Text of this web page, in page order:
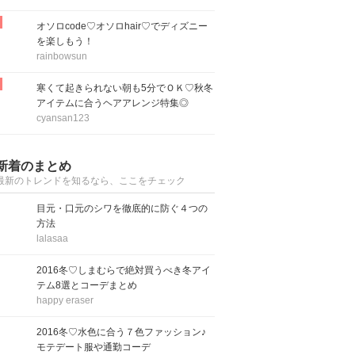
オソロcode♡オソロhair♡でディズニー
を楽しもう！
rainbowsun
寒くて起きられない朝も5分でＯＫ♡秋冬
アイテムに合うヘアアレンジ特集◎
cyansan123
着のまとめ
新のトレンドを知るなら、ここをチェック
目元・口元のシワを徹底的に防ぐ４つの
方法
lalasaa
2016冬♡しまむらで絶対買うべき冬アイ
テム8選とコーデまとめ
happy eraser
2016冬♡水色に合う７色ファッション♪
モテデート服や通勤コーデ